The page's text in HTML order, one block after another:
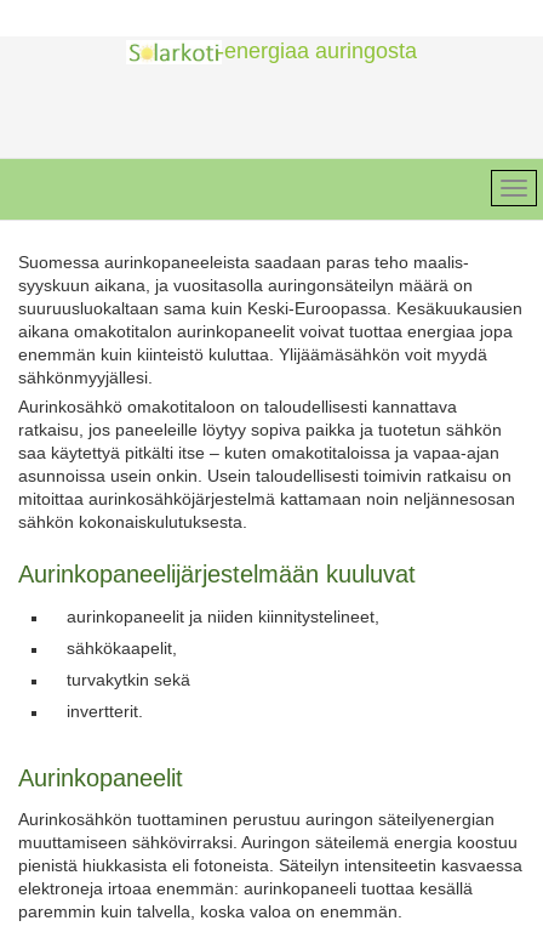
-energiaa auringosta
Suomessa aurinkopaneeleista saadaan paras teho maalis-
syyskuun aikana, ja vuositasolla auringonsäteilyn määrä on
suuruusluokaltaan sama kuin Keski-Euroopassa. Kesäkuukausien
aikana omakotitalon aurinkopaneelit voivat tuottaa energiaa jopa
enemmän kuin kiinteistö kuluttaa. Ylijäämäsähkön voit myydä
sähkönmyyjällesi.
Aurinkosähkö omakotitaloon on taloudellisesti kannattava
ratkaisu, jos paneeleille löytyy sopiva paikka ja tuotetun sähkön
saa käytettyä pitkälti itse – kuten omakotitaloissa ja vapaa-ajan
asunnoissa usein onkin. Usein taloudellisesti toimivin ratkaisu on
mitoittaa aurinkosähköjärjestelmä kattamaan noin neljännesosan
sähkön kokonaiskulutuksesta.
Aurinkopaneelijärjestelmään kuuluvat
aurinkopaneelit ja niiden kiinnitystelineet,
sähkökaapelit,
turvakytkin sekä
invertterit.
Aurinkopaneelit
Aurinkosähkön tuottaminen perustuu auringon säteilyenergian
muuttamiseen sähkövirraksi. Auringon säteilemä energia koostuu
pienistä hiukkasista eli fotoneista. Säteilyn intensiteetin kasvaessa
elektroneja irtoaa enemmän: aurinkopaneeli tuottaa kesällä
paremmin kuin talvella, koska valoa on enemmän.